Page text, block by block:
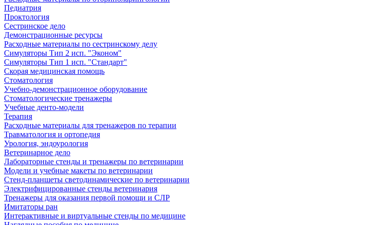
Педиатрия
Проктология
Сестринское дело
Демонстрационные ресурсы
Расходные материалы по сестринскому делу
Симуляторы Тип 2 исп. "Эконом"
Симуляторы Тип 1 исп. "Стандарт"
Скорая медицинская помощь
Стоматология
Учебно-демонстрационное оборудование
Стоматологические тренажеры
Учебные денто-модели
Терапия
Расходные материалы для тренажеров по терапии
Травматология и ортопедия
Урология, эндоурология
Ветеринарное дело
Лабораторные стенды и тренажеры по ветеринарии
Модели и учебные макеты по ветеринарии
Стенд-планшеты светодинамические по ветеринарии
Электрифицированные стенды ветеринария
Тренажеры для оказания первой помощи и СЛР
Имитаторы ран
Интерактивные и виртуальные стенды по медицине